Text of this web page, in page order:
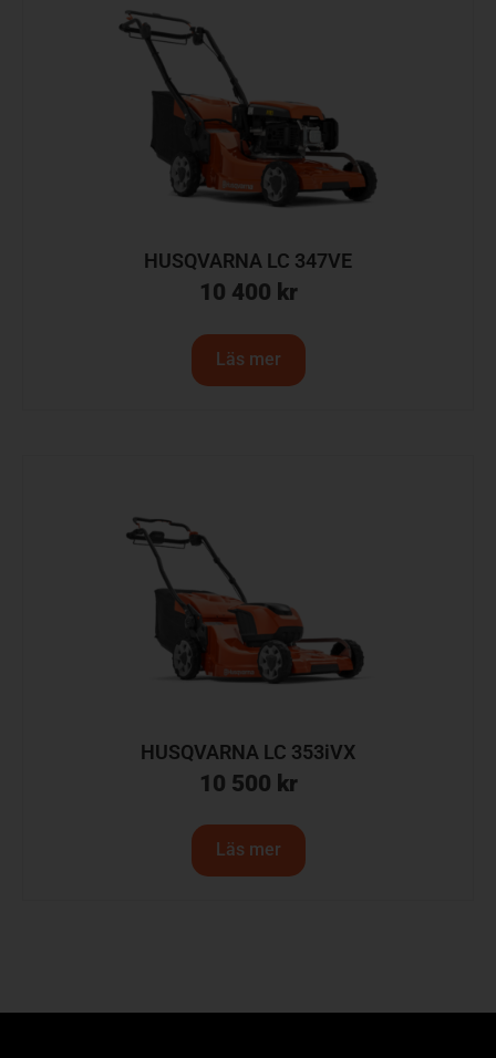
HUSQVARNA LC 347VE
10 400 kr
Läs mer
HUSQVARNA LC 353iVX
10 500 kr
Läs mer